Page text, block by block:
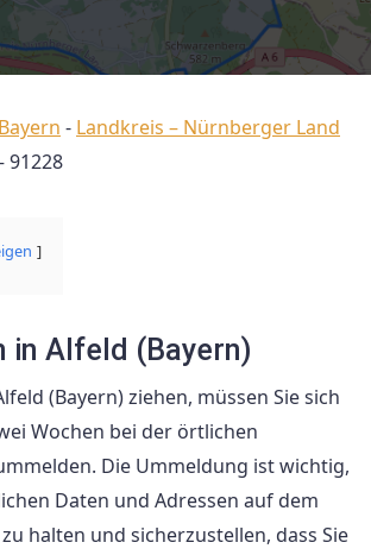
Bayern - Landkreis – Nürnberger Land
91228
in Alfeld (Bayern)
(Bayern) ziehen, müssen Sie sich
Wochen bei der örtlichen
Die Ummeldung ist wichtig,
Daten und Adressen auf dem
halten und sicherzustellen, dass Sie